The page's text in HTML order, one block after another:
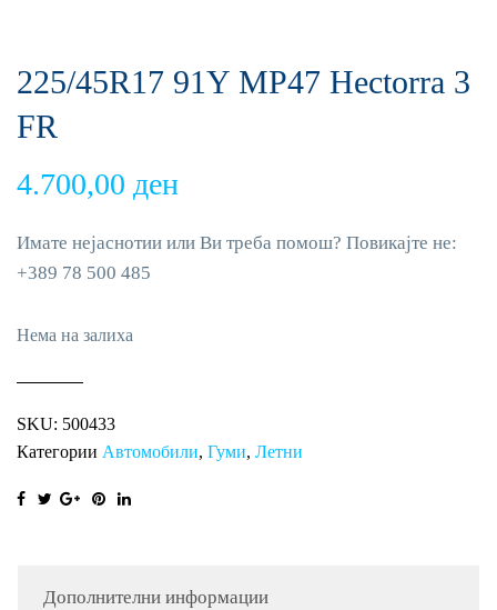
225/45R17 91Y MP47 Hectorra 3
FR
4.700,00 ден
Имате нејаснотии или Ви треба помош? Повикајте не:
+389 78 500 485
Нема на залиха
SKU: 500433
Категории Автомобили, Гуми, Летни
Дополнителни информации